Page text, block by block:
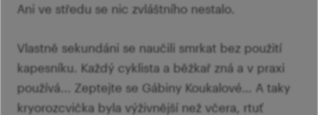
Ani ve středu se nic zvláštního nestalo.
Vlastně sekundáni se naučili smrkat bez použití
kapesníku. Každý cyklista a běžkař zná a v praxi
používá... Zeptejte se Gábiny Koukalové… A taky
kryorozcvička byla výživnější než včera, rtuť